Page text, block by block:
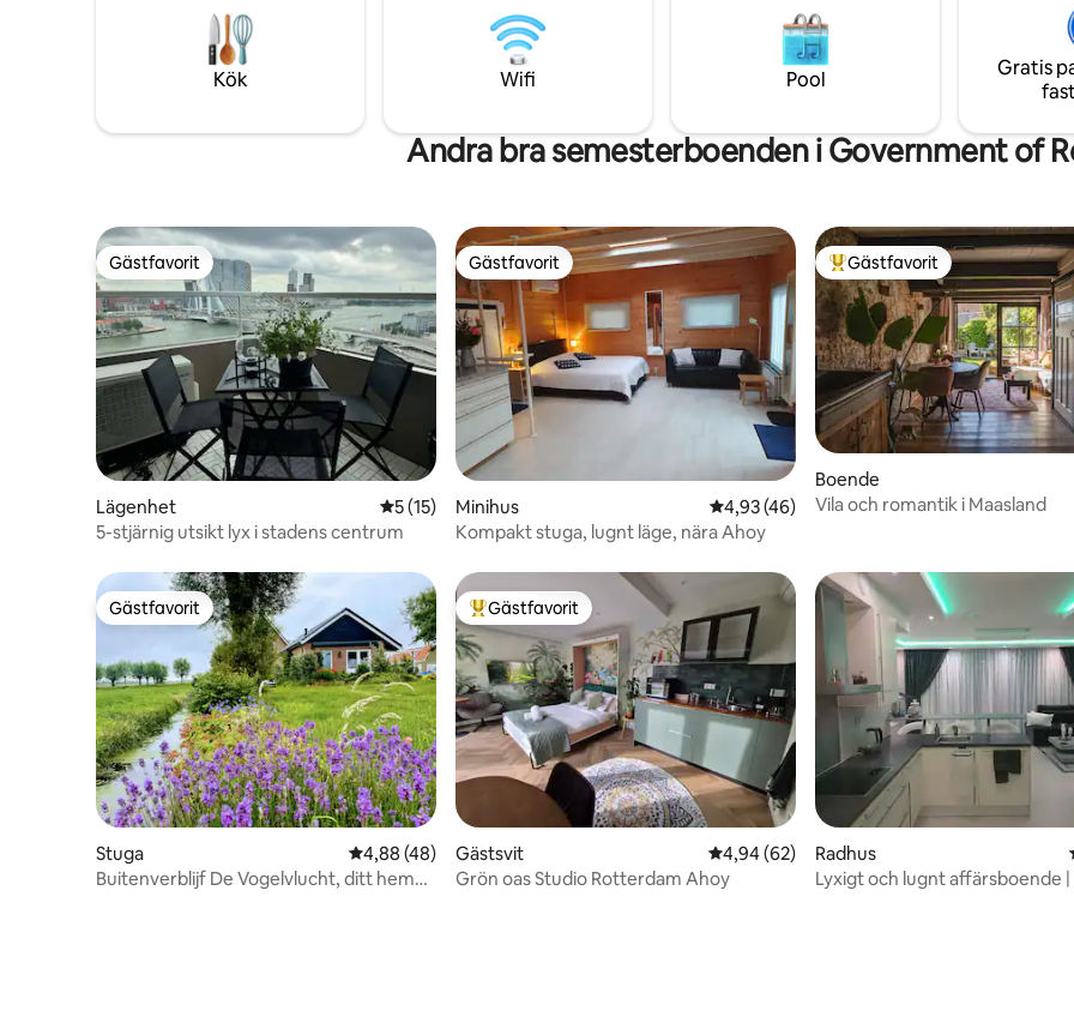
du vill veta att det finns en rabatt
tillgängliga!/Gratis parkering
centrum av Schiedam. Rotterdam ligger
20 minuter med kollektivtrafik. Frukost
på begäran, 15 euro pp.
Slaapsoof på sovloftet. Känn
välkommen och njut!
Kök Wifi Pool
Gratis
Andra bra semesterboenden i Government of
Gästfavorit
Gästfavorit
Lägenhet 5 av 5 i genomsnittligt betyg, 15 omdömen
5 (15)
5-stjärnig utsikt lyx i stadens centrum
Gästfavorit
Gästfavorit
Minihus 4,93 av 5 i genomsnittligt betyg, 46
4,93 (46)
Kompakt stuga, lugnt läge, nära Ahoy
Populär gästfavorit
Gästfavorit
Boende
Vila och romantik i Maasland
Gästfavorit
Gästfavorit
Stuga 4,88 av 5 i genomsnittligt betyg, 48 omdömen
4,88 (48)
Buitenverblijf De Vogelvlucht, ditt hem
Populär gästfavorit
Gästfavorit
Gästsvit 4,94 av 5 i genomsnittligt betyg, 62
4,94 (62)
Grön oas Studio Rotterdam Ahoy
Radhus
Lyxigt och lugnt affärsboende |